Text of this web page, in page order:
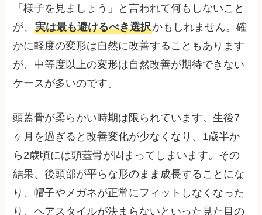
「様子を見ましょう」と言われて何もしないこと
が、実は最も避けるべき選択かもしれません。確
かに軽度の変形は自然に改善することもあります
が、中等度以上の変形は自然改善が期待できない
ケースが多いのです。
頭蓋骨が柔らかい時期は限られています。生後7
ヶ月を過ぎると改善変化が少なくなり、1歳半か
ら2歳頃には頭蓋骨が固まってしまいます。その
結果、後頭部が平らな形のまま成長することにな
り、帽子やメガネが正常にフィットしなくなった
り、ヘアスタイルが決まらないといった見た目の